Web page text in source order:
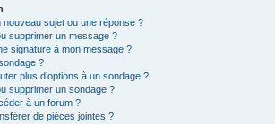
nouveau sujet ou une réponse ?
supprimer un message ?
signature à mon message ?
?
plus d’options à un sondage ?
supprimer un sondage ?
à un forum ?
de pièces jointes ?